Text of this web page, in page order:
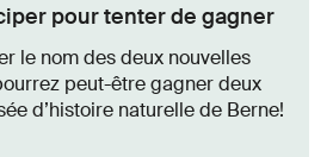
pour tenter de gagner
le nom des deux nouvelles
peut-être gagner deux
d’histoire naturelle de Berne!